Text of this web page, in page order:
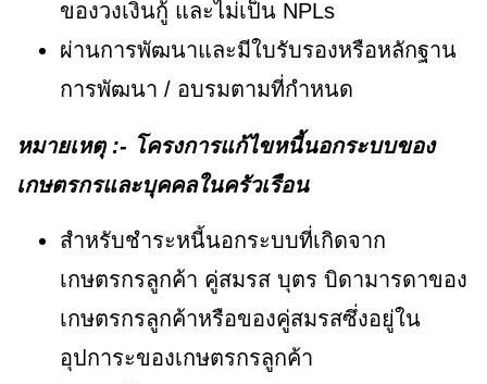
ของวงเงินกู้ และไม่เป็น NPLs
ผ่านการพัฒนาและมีใบรับรองหรือหลักฐาน
การพัฒนา / อบรมตามที่กำหนด
หมายเหตุ :- โครงการแก้ไขหนี้นอกระบบของ
เกษตรกรและบุคคลในครัวเรือน
สำหรับชำระหนี้นอกระบบที่เกิดจาก
เกษตรกรลูกค้า คู่สมรส บุตร บิดามารดาของ
เกษตรกรลูกค้าหรือของคู่สมรสซึ่งอยู่ใน
อุปการะของเกษตรกรลูกค้า